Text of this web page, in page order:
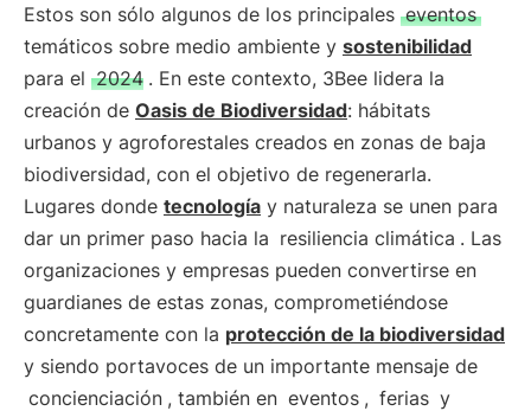
Estos son sólo algunos de los principales eventos
temáticos sobre medio ambiente y sostenibilidad
para el 2024 . En este contexto, 3Bee lidera la
creación de Oasis de Biodiversidad: hábitats
urbanos y agroforestales creados en zonas de baja
biodiversidad, con el objetivo de regenerarla.
Lugares donde tecnología y naturaleza se unen para
dar un primer paso hacia la resiliencia climática . Las
organizaciones y empresas pueden convertirse en
guardianes de estas zonas, comprometiéndose
concretamente con la protección de la biodiversidad
y siendo portavoces de un importante mensaje de
concienciación , también en eventos , ferias y